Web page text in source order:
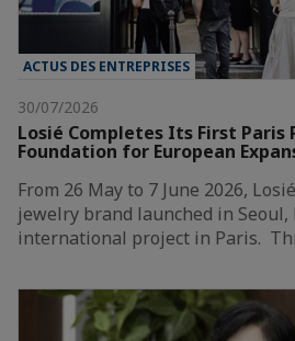
ACTUS DES ENTREPRISES
30/07/2026
Losié Completes Its First Paris
Foundation for European
From 26 May to 7 June 2026,
jewelry brand launched in
international project in Paris.